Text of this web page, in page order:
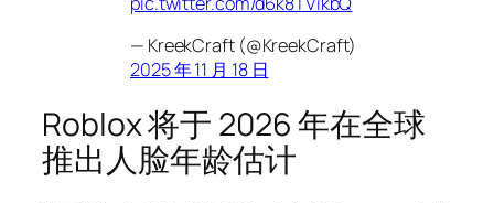
— KreekCraft (@KreekCraft)
2025 年 11 月 18 日
Roblox 将于 2026 年在全球
推出人脸年龄估计